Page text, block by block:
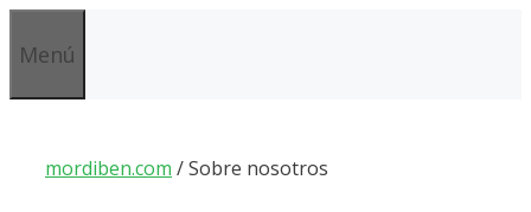
alMenú
mordiben.com /Sobre nosotros